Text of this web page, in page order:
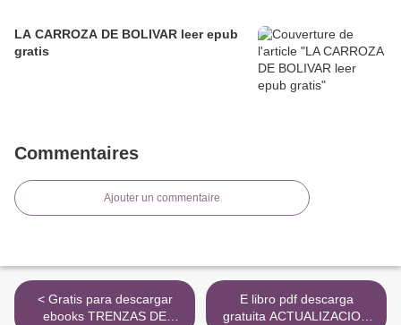
LA CARROZA DE BOLIVAR leer epub
gratis
Commentaires
Ajouter un commentaire
< Gratis para descargar
ebooks TRENZAS DE
E libro pdf descarga
gratuita ACTUALIZACION